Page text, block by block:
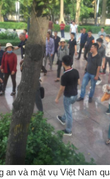
an và mật vụ Việt Nam